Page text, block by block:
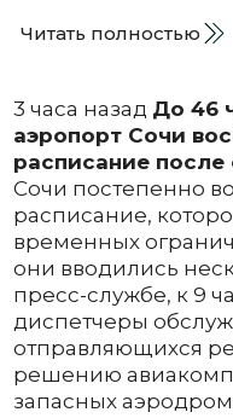
Читать полностью
3 часа назад До 46
аэропорт Сочи
расписание после
Сочи постепенно
расписание,
временных
они вводились
пресс-службе, к 9
диспетчеры
отправляющихся
решению
запасных